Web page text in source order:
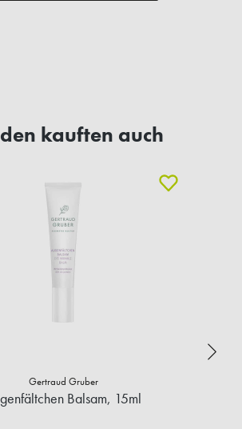
kauften auch
Gertraud Gruber
Balsam, 15ml